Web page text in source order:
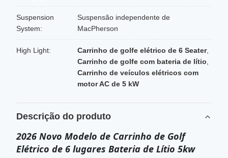
Suspension
System:
Suspensão independente de
MacPherson
High Light: Carrinho de golfe elétrico de 6 Seater,
Carrinho de golfe com bateria de lítio
Carrinho de veículos elétricos com
motor AC de 5 kW
Descrição do produto
2026 Novo Modelo de Carrinho de Golf
Elétrico de 6 lugares Bateria de Lítio 5kw